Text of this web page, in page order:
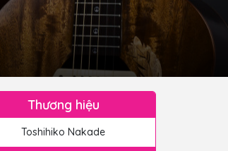
Thương hiệu
Toshihiko Nakade